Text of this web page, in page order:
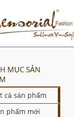
MỤC SẢN
cả sản phẩm
phẩm mới